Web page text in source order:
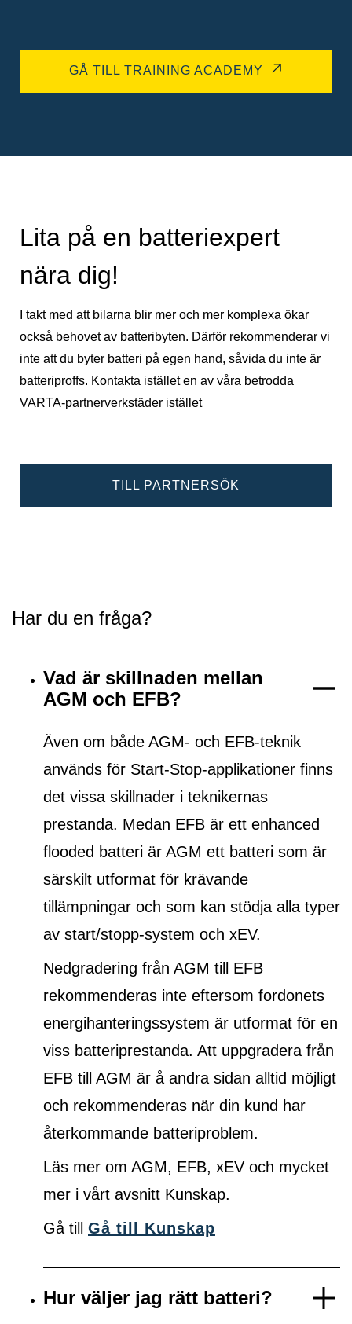
GÅ TILL TRAINING ACADEMY
Lita på en batteriexpert
nära dig!
I takt med att bilarna blir mer och mer komplexa ökar
också behovet av batteribyten. Därför rekommenderar vi
inte att du byter batteri på egen hand, såvida du inte är
batteriproffs. Kontakta istället en av våra betrodda
VARTA-partnerverkstäder istället
TILL PARTNERSÖK
Har du en fråga?
Vad är skillnaden mellan
AGM och EFB?
Även om både AGM- och EFB-teknik
används för Start-Stop-applikationer finns
det vissa skillnader i teknikernas
prestanda. Medan EFB är ett enhanced
flooded batteri är AGM ett batteri som är
särskilt utformat för krävande
tillämpningar och som kan stödja alla typer
av start/stopp-system och xEV.
Nedgradering från AGM till EFB
rekommenderas inte eftersom fordonets
energihanteringssystem är utformat för en
viss batteriprestanda. Att uppgradera från
EFB till AGM är å andra sidan alltid möjligt
och rekommenderas när din kund har
återkommande batteriproblem.
Läs mer om AGM, EFB, xEV och mycket
mer i vårt avsnitt Kunskap.
Gå till Gå till Kunskap
Hur väljer jag rätt batteri?